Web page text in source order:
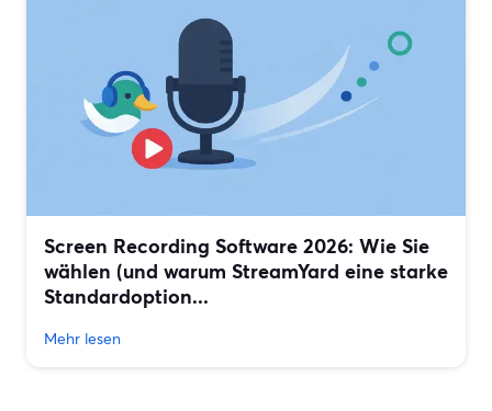
Screen Recording Software 2026: Wie Sie
wählen (und warum StreamYard eine starke
Standardoption...
Mehr lesen